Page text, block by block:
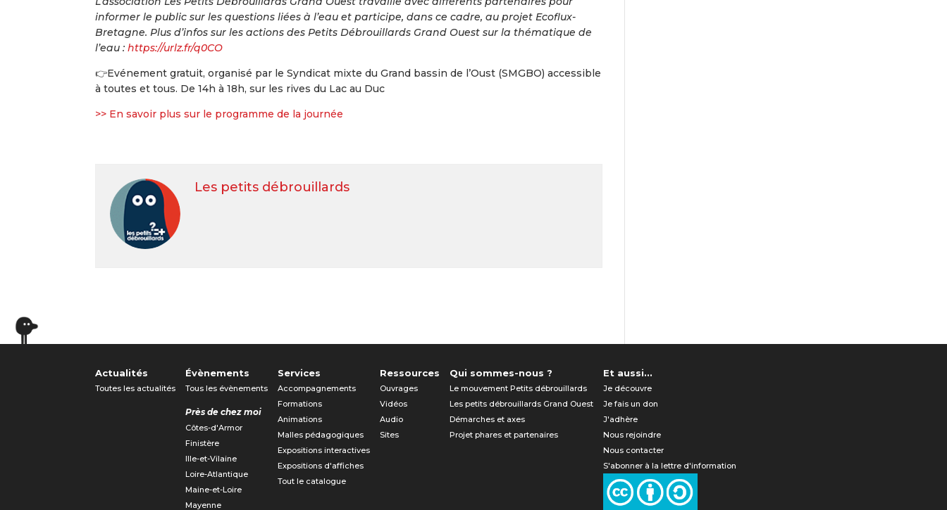
informer le public sur les questions liées à l’eau et participe, dans ce cadre, au projet Ecoflux-
Bretagne. Plus d’infos sur les actions des Petits Débrouillards Grand Ouest sur la thématique de
l’eau : https://urlz.fr/q0CO
👉️Evénement gratuit, organisé par le Syndicat mixte du Grand bassin de l’Oust (SMGBO) accessible
à toutes et tous. De 14h à 18h, sur les rives du Lac au Duc
>> En savoir plus sur le programme de la journée
Les petits débrouillards
Actualités
Toutes les actualités
Évènements
Tous les évènements
Près de chez moi
Côtes-d'Armor
Finistère
Ille-et-Vilaine
Loire-Atlantique
Maine-et-Loire
Mayenne
Services
Accompagnements
Formations
Animations
Malles pédagogiques
Expositions interactives
Expositions d'affiches
Tout le catalogue
Ressources
Ouvrages
Vidéos
Audio
Sites
Qui sommes-nous ?
Le mouvement Petits débrouillards
Les petits débrouillards Grand Ouest
Démarches et axes
Projet phares et partenaires
Et aussi...
Je découvre
Je fais un don
J'adhère
Nous rejoindre
Nous contacter
S'abonner à la lettre d'information